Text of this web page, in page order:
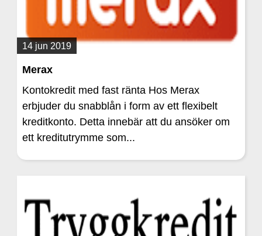
14 jun 2019
Merax
Kontokredit med fast ränta Hos Merax
erbjuder du snabblån i form av ett flexibelt
kreditkonto. Detta innebär att du ansöker om
ett kreditutrymme som...